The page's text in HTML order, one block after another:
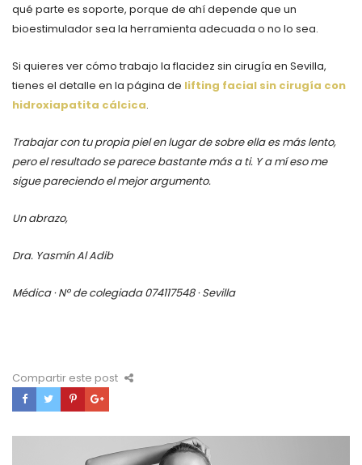
qué parte es soporte, porque de ahí depende que un
bioestimulador sea la herramienta adecuada o no lo sea.
Si quieres ver cómo trabajo la flacidez sin cirugía en Sevilla,
tienes el detalle en la página de lifting facial sin cirugía con
hidroxiapatita cálcica.
Trabajar con tu propia piel en lugar de sobre ella es más lento,
pero el resultado se parece bastante más a ti. Y a mí eso me
sigue pareciendo el mejor argumento.
Un abrazo,
Dra. Yasmín Al Adib
Médica · Nº de colegiada 074117548 · Sevilla
Compartir este post